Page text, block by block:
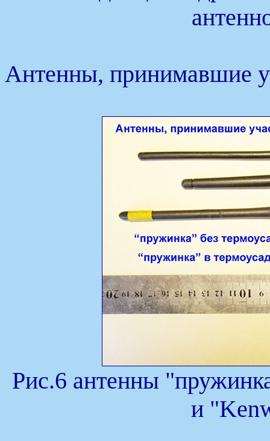
Антенны, принимавшие
Рис.6 антенны
и